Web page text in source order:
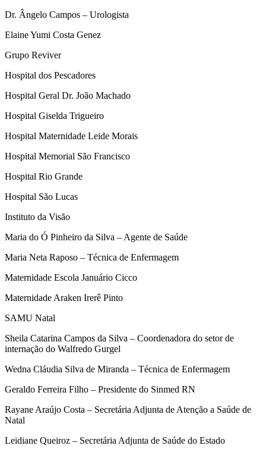
Dr. Ângelo Campos – Urologista
Elaine Yumi Costa Genez
Grupo Reviver
Hospital dos Pescadores
Hospital Geral Dr. João Machado
Hospital Giselda Trigueiro
Hospital Maternidade Leide Morais
Hospital Memorial São Francisco
Hospital Rio Grande
Hospital São Lucas
Instituto da Visão
Maria do Ó Pinheiro da Silva – Agente de Saúde
Maria Neta Raposo – Técnica de Enfermagem
Maternidade Escola Januário Cicco
Maternidade Araken Irerê Pinto
SAMU Natal
Sheila Catarina Campos da Silva – Coordenadora do setor de
internação do Walfredo Gurgel
Wedna Cláudia Silva de Miranda – Técnica de Enfermagem
Geraldo Ferreira Filho – Presidente do Sinmed RN
Rayane Araújo Costa – Secretária Adjunta de Atenção a Saúde de
Natal
Leidiane Queiroz – Secretária Adjunta de Saúde do Estado